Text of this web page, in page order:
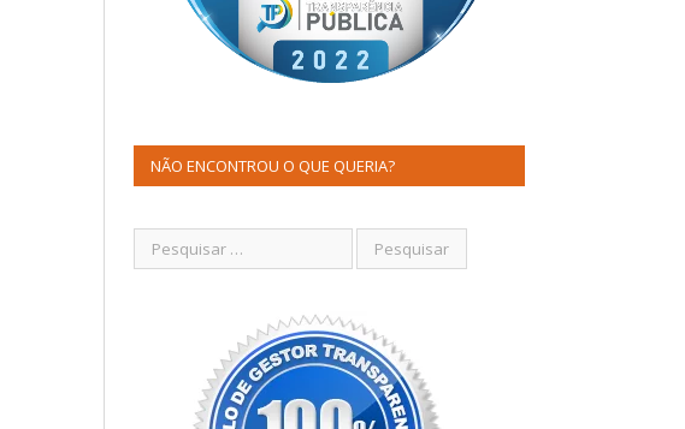
NÃO ENCONTROU O QUE QUERIA?